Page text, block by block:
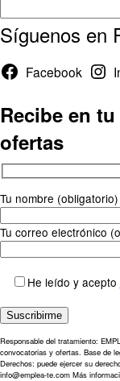
Síguenos en
Facebook
Recibe en
ofertas
Tu nombre (obligatorio)
Tu correo electrónico
He leído y acepto
Responsable del tratamiento:
convocatorias y ofertas. Base de
Derechos: puede ejercer su
info@emplea-te.com Más